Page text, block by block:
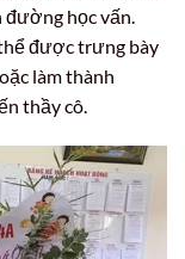
đường học vấn.
được trưng bày
làm thành
thầy cô.